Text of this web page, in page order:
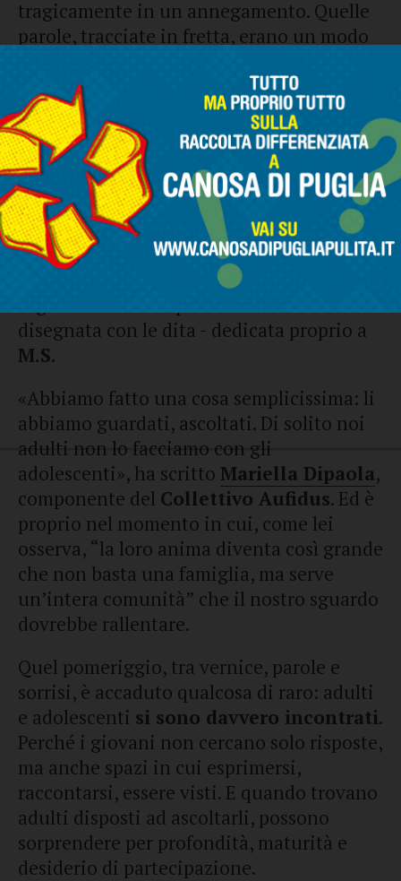
tragicamente in un annegamento. Quelle
parole, tracciate in fretta, erano un modo
silenzio ricoprisse un vuoto così grande.
La comunità adulta ha scelto di non
rispondere con il giudizio, ma con
l’ascolto. Ha proposto ai ragazzi di
trasformare quel gesto in qualcosa di
nuovo. E loro hanno risposto con
generosità: pennelli alla mano, hanno
ridato vita al muro, lasciando però un
disegnata con le dita - dedicata proprio a
M.S.
«Abbiamo fatto una cosa semplicissima: li
abbiamo guardati, ascoltati. Di solito noi
adulti non lo facciamo con gli
adolescenti», ha scritto Mariella Dipaola,
componente del Collettivo Aufidus. Ed è
proprio nel momento in cui, come lei
osserva, “la loro anima diventa così grande
che non basta una famiglia, ma serve
un’intera comunità” che il nostro sguardo
dovrebbe rallentare.
Quel pomeriggio, tra vernice, parole e
sorrisi, è accaduto qualcosa di raro: adulti
e adolescenti si sono davvero incontrati.
Perché i giovani non cercano solo risposte,
ma anche spazi in cui esprimersi,
raccontarsi, essere visti. E quando trovano
adulti disposti ad ascoltarli, possono
sorprendere per profondità, maturità e
desiderio di partecipazione.